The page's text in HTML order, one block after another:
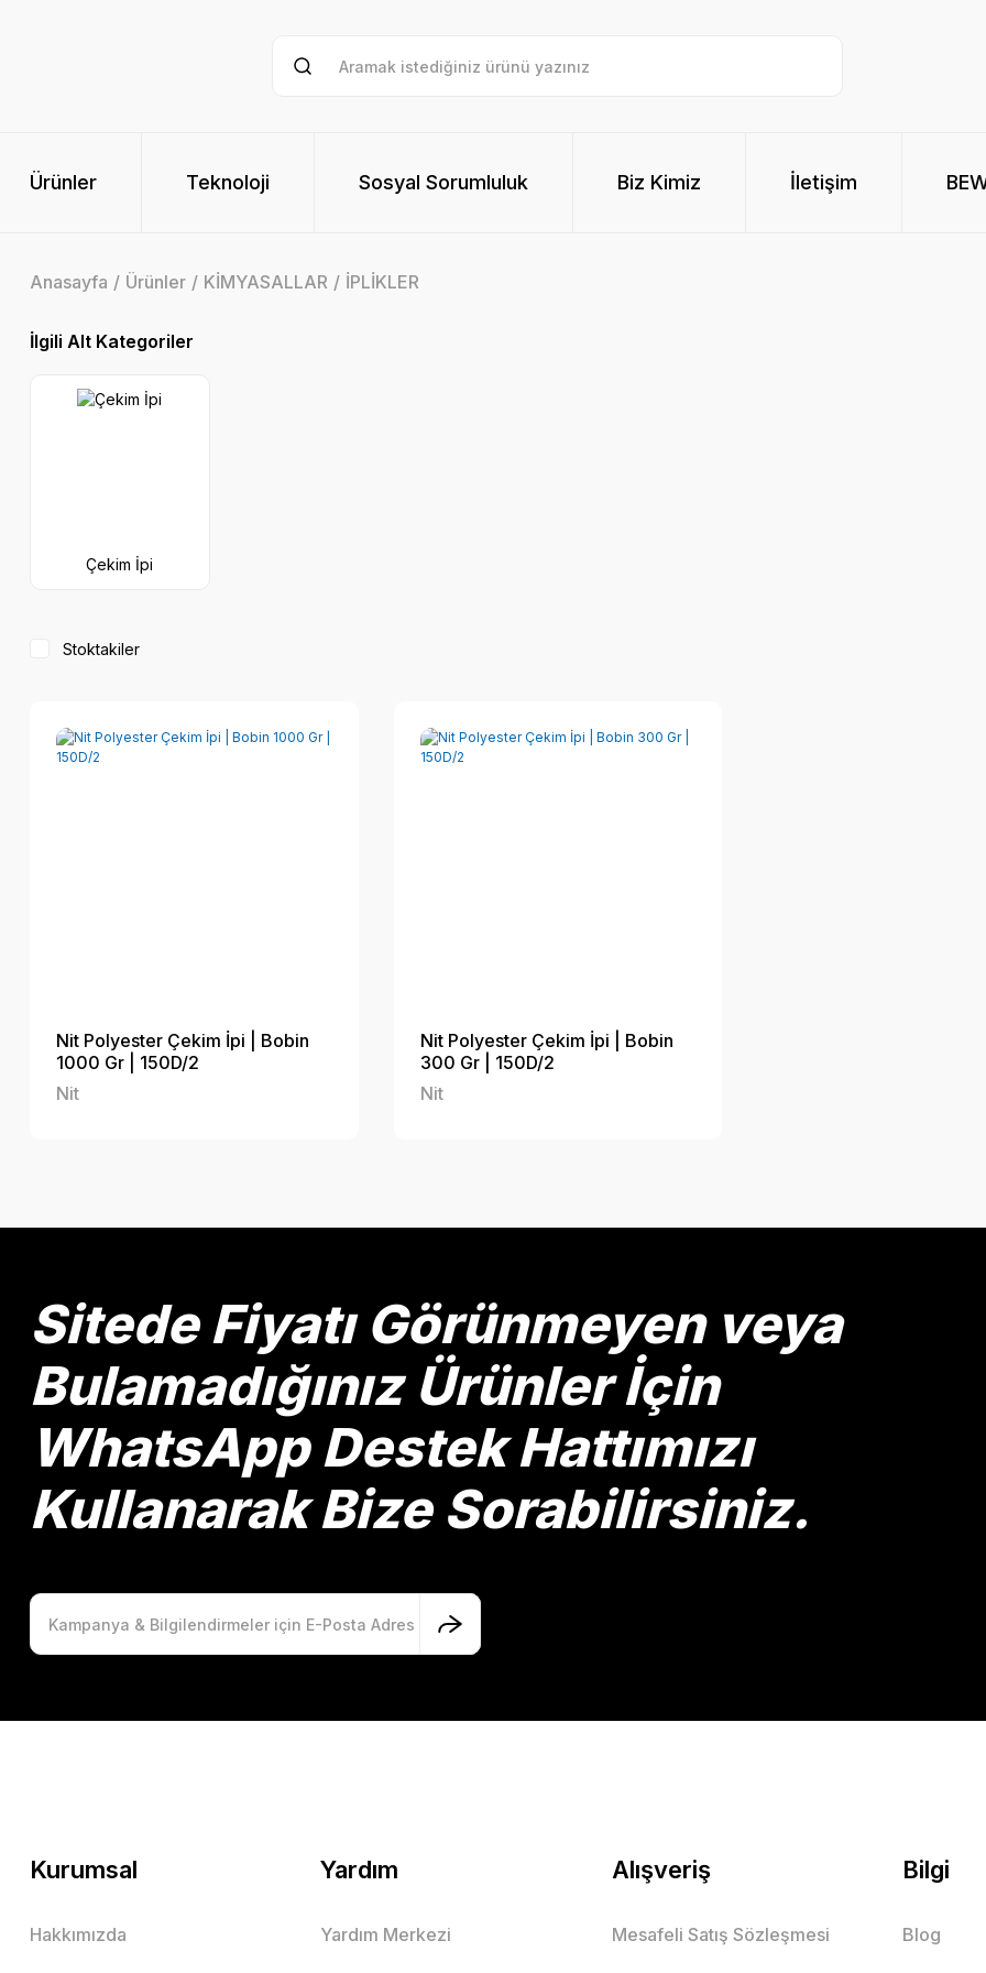
Ürünler Teknoloji Sosyal Sorumluluk Biz Kimiz İletişim
Anasayfa Ürünler KİMYASALLAR İPLİKLER
İlgili Alt Kategoriler
Çekim İpi
Stoktakiler
Nit Polyester Çekim İpi | Bobin
1000 Gr | 150D/2
Nit
Nit Polyester Çekim İpi | Bobin
300 Gr | 150D/2
Nit
Sitede Fiyatı Görünmeyen veya
Bulamadığınız Ürünler İçin
WhatsApp Destek Hattımızı
Kullanarak Bize Sorabilirsiniz.
Kurumsal
Hakkımızda
Yardım
Yardım Merkezi
Alışveriş
Mesafeli Satış Sözleşmesi
Bilgi
Blog